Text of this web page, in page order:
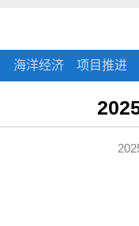
海洋经济 项目推进